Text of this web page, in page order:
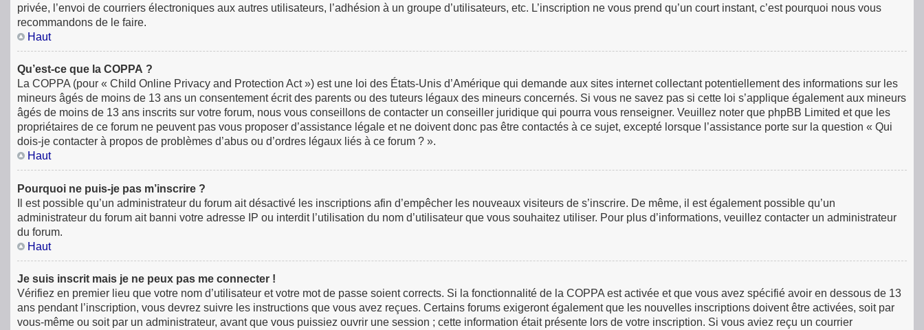
privée, l’envoi de courriers électroniques aux autres utilisateurs, l’adhésion à un groupe d’utilisateurs, etc. L’inscription ne vous prend qu’un court instant, c’est pourquoi nous vous
recommandons de le faire.
Haut
Qu’est-ce que la COPPA ?
La COPPA (pour « Child Online Privacy and Protection Act ») est une loi des États-Unis d’Amérique qui demande aux sites internet collectant potentiellement des informations sur les
mineurs âgés de moins de 13 ans un consentement écrit des parents ou des tuteurs légaux des mineurs concernés. Si vous ne savez pas si cette loi s’applique également aux mineurs
âgés de moins de 13 ans inscrits sur votre forum, nous vous conseillons de contacter un conseiller juridique qui pourra vous renseigner. Veuillez noter que phpBB Limited et que les
propriétaires de ce forum ne peuvent pas vous proposer d’assistance légale et ne doivent donc pas être contactés à ce sujet, excepté lorsque l’assistance porte sur la question « Qui
dois-je contacter à propos de problèmes d’abus ou d’ordres légaux liés à ce forum ? ».
Haut
Pourquoi ne puis-je pas m’inscrire ?
Il est possible qu’un administrateur du forum ait désactivé les inscriptions afin d’empêcher les nouveaux visiteurs de s’inscrire. De même, il est également possible qu’un
administrateur du forum ait banni votre adresse IP ou interdit l’utilisation du nom d’utilisateur que vous souhaitez utiliser. Pour plus d’informations, veuillez contacter un administrateur
du forum.
Haut
Je suis inscrit mais je ne peux pas me connecter !
Vérifiez en premier lieu que votre nom d’utilisateur et votre mot de passe soient corrects. Si la fonctionnalité de la COPPA est activée et que vous avez spécifié avoir en dessous de 13
ans pendant l’inscription, vous devrez suivre les instructions que vous avez reçues. Certains forums exigeront également que les nouvelles inscriptions doivent être activées, soit par
vous-même ou soit par un administrateur, avant que vous puissiez ouvrir une session ; cette information était présente lors de votre inscription. Si vous aviez reçu un courrier